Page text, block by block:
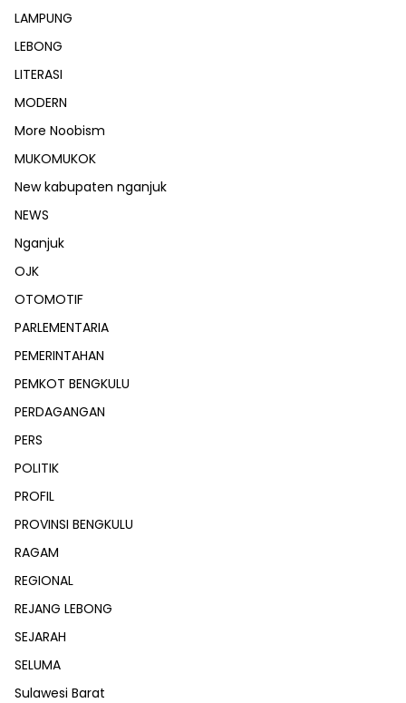
LAMPUNG
LEBONG
LITERASI
MODERN
More Noobism
MUKOMUKOK
New kabupaten nganjuk
NEWS
Nganjuk
OJK
OTOMOTIF
PARLEMENTARIA
PEMERINTAHAN
PEMKOT BENGKULU
PERDAGANGAN
PERS
POLITIK
PROFIL
PROVINSI BENGKULU
RAGAM
REGIONAL
REJANG LEBONG
SEJARAH
SELUMA
Sulawesi Barat